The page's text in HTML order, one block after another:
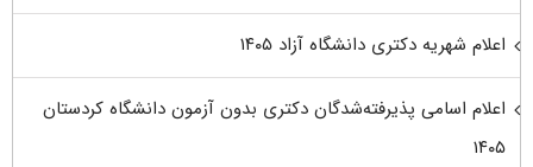
اعلام شهریه دکتری دانشگاه آزاد ۱۴۰۵
اعلام اسامی پذیرفته‌شدگان دکتری بدون آزمون دانشگاه کردستان
۱۴۰۵